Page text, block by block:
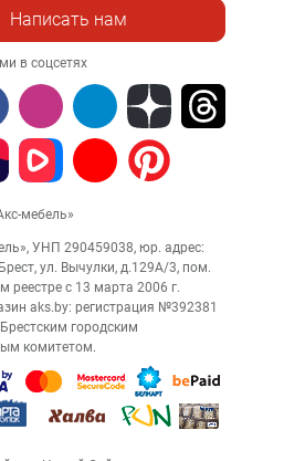
Написать нам
в соцсетях
мебель»
УНП 290459038, юр. адрес:
ул. Вычулки, д.129А/3, пом.
реестре с 13 марта 2006 г.
aks.by: регистрация №392381
городским
комитетом.